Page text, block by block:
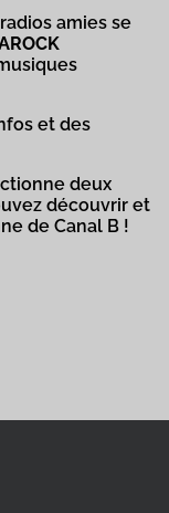
amies se
et des
deux
découvrir et
de Canal B !